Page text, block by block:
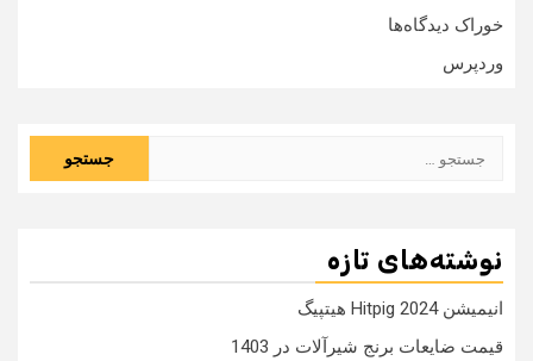
خوراک دیدگاه‌ها
وردپرس
نوشته‌های تازه
انیمیشن Hitpig 2024 هیتپیگ
قیمت ضایعات برنج شیرآلات در 1403